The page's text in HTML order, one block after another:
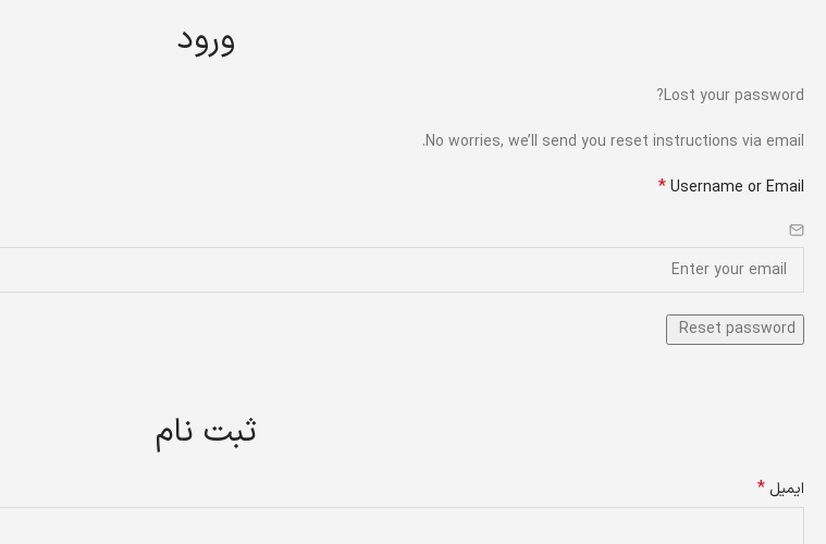
ورود
Lost your password?
No worries, we’ll send you reset instructions via email.
Username or Email
*
ثبت نام
ایمیل *